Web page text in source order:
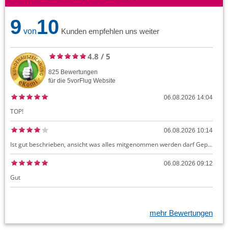
9 von10 Kunden empfehlen uns weiter
4.8 / 5
825 Bewertungen
für die 5vorFlug Website
06.08.2026 14:04
TOP!
06.08.2026 10:14
Ist gut beschrieben, ansicht was alles mitgenommen werden darf Gepäck dürfte auch kostenloses Handgepäck umfassen, ansonsten sehr easy zu machen
06.08.2026 09:12
Gut
mehr Bewertungen